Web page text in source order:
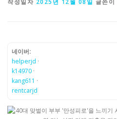
작성일자 2025년 12월 08일 글쓴이
네이버:
helperjd ·
k14970 ·
kang611 ·
rentcarjd